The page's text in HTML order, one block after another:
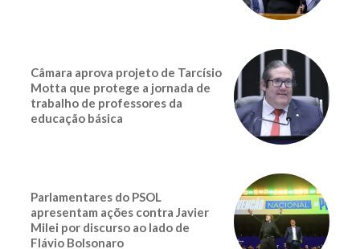
Câmara aprova projeto de Tarcísio
Motta que protege a jornada de
trabalho de professores da
educação básica
Parlamentares do PSOL
apresentam ações contra Javier
Milei por discurso ao lado de
Flávio Bolsonaro